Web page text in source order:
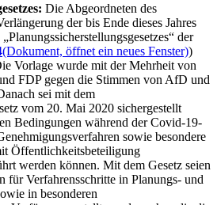
Die Abgeordneten des
der bis Ende dieses Jahres
der
(Dokument, öffnet ein neues Fenster))
Vorlage wurde mit der Mehrheit von
FDP gegen die Stimmen von AfD und
sei mit dem
vom 20. Mai 2020 sichergestellt
Bedingungen während der Covid-19-
sowie besondere
Öffentlichkeitsbeteiligung
werden können. Mit dem Gesetz seien
für Verfahrensschritte in Planungs- und
in besonderen